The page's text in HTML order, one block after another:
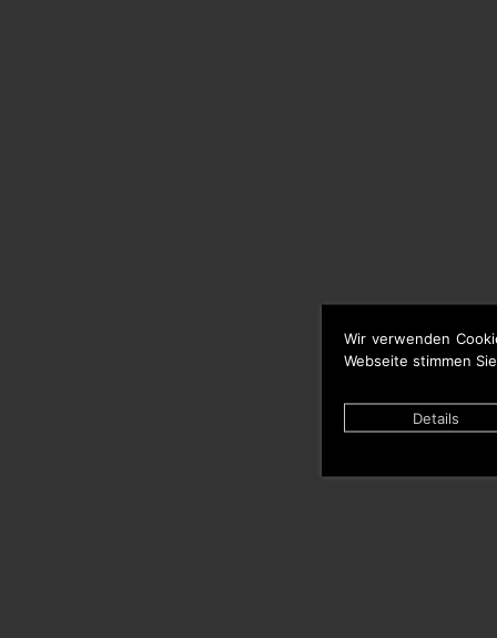
Wir verwenden
Webseite stimmen
Details